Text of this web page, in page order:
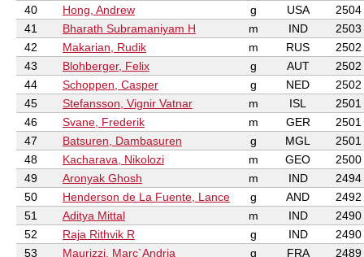
40
Hong, Andrew g USA
2504
41
Bharath Subramaniyam H m IND
2503
42
Makarian, Rudik m RUS
2502
43
Blohberger, Felix g AUT
2502
44
Schoppen, Casper g NED
2502
45
Stefansson, Vignir Vatnar m ISL
2501
46
Svane, Frederik m GER
2501
47
Batsuren, Dambasuren g MGL
2501
48
Kacharava, Nikolozi m GEO
2500
49
Aronyak Ghosh m IND
2494
50
Henderson de La Fuente, Lance g AND
2492
51
Aditya Mittal m IND
2490
52
Raja Rithvik R g IND
2490
53
Maurizzi, Marc`Andria g FRA
2489